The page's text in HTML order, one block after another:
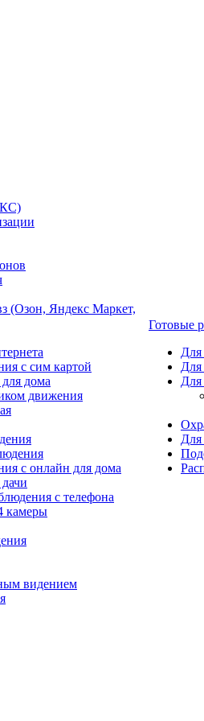
(Озон, Яндекс Маркет,
с сим картой
дома
движения
с онлайн для дома
с телефона
камеры
видением
Готовые
Для
Для
Для